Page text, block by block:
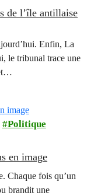
de l’île antillaise
Enfin, La
le tribunal trace une
Politique
en image
Chaque fois qu’un
brandit une